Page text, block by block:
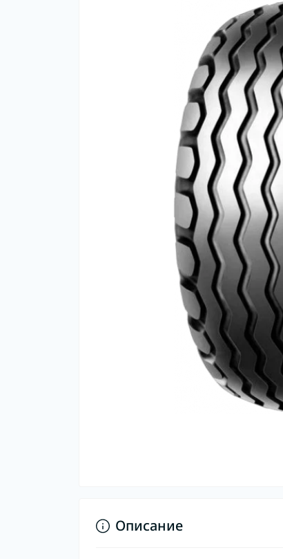
Описание